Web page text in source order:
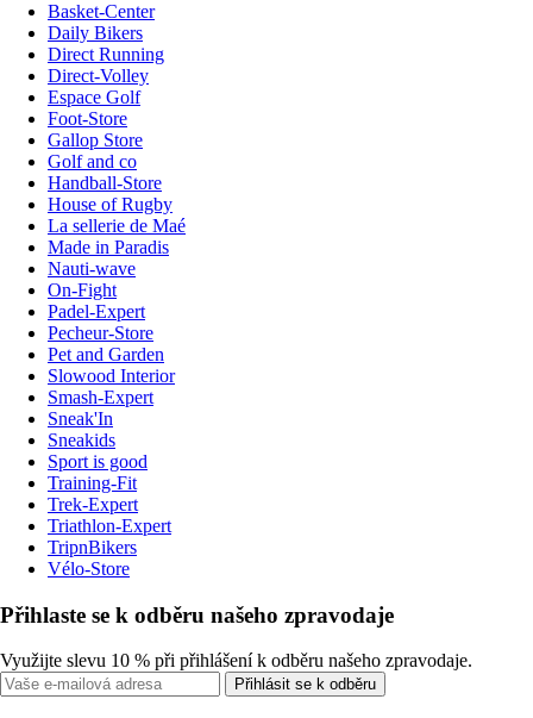
Basket-Center
Daily Bikers
Direct Running
Direct-Volley
Espace Golf
Foot-Store
Gallop Store
Golf and co
Handball-Store
House of Rugby
La sellerie de Maé
Made in Paradis
Nauti-wave
On-Fight
Padel-Expert
Pecheur-Store
Pet and Garden
Slowood Interior
Smash-Expert
Sneak'In
Sneakids
Sport is good
Training-Fit
Trek-Expert
Triathlon-Expert
TripnBikers
Vélo-Store
Přihlaste se k odběru našeho zpravodaje
Využijte slevu 10 % při přihlášení k odběru našeho zpravodaje.
Přihlásit se k odběru